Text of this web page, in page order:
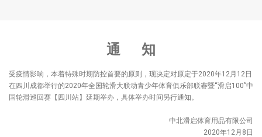
通 知
受疫情影响，本着特殊时期防控首要的原则，现决定对原定于2020年12月12日
在四川成都举行的2020年全国轮滑大联动青少年体育俱乐部联赛暨“滑启100”中
国轮滑巡回赛【四川站】延期举办，具体举办时间另行通知。
中北滑启体育用品有限公司
2020年12月8日